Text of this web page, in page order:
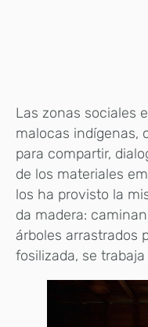
Las zonas sociales
malocas indígenas,
para compartir,
de los materiales
los ha provisto la
da madera:
árboles arrastrados
fosilizada, se